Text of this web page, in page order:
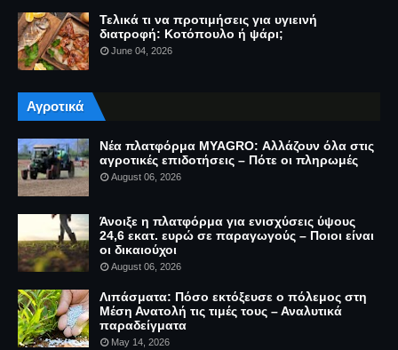
Τελικά τι να προτιμήσεις για υγιεινή
διατροφή: Κοτόπουλο ή ψάρι;
June 04, 2026
Αγροτικά
Νέα πλατφόρμα MYAGRO: Αλλάζουν όλα στις
αγροτικές επιδοτήσεις – Πότε οι πληρωμές
August 06, 2026
Άνοιξε η πλατφόρμα για ενισχύσεις ύψους
24,6 εκατ. ευρώ σε παραγωγούς – Ποιοι είναι
οι δικαιούχοι
August 06, 2026
Λιπάσματα: Πόσο εκτόξευσε ο πόλεμος στη
Μέση Ανατολή τις τιμές τους – Αναλυτικά
παραδείγματα
May 14, 2026